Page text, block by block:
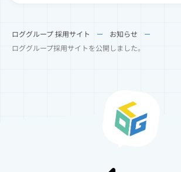
ロググループ 採用サイト
お知らせ
ロググループ採用サイトを公開しました。